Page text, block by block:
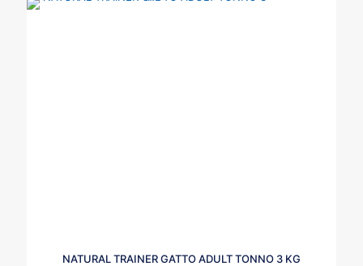
NATURAL TRAINER GATTO ADULT TONNO 3 KG